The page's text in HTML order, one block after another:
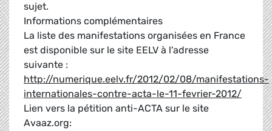
sujet.
Informations complémentaires
La liste des manifestations organisées en France
est disponible sur le site EELV à l'adresse
suivante :
http://numerique.eelv.fr/2012/02/08/manifestations-
internationales-contre-acta-le-11-fevrier-2012/
Lien vers la pétition anti-ACTA sur le site
Avaaz.org: